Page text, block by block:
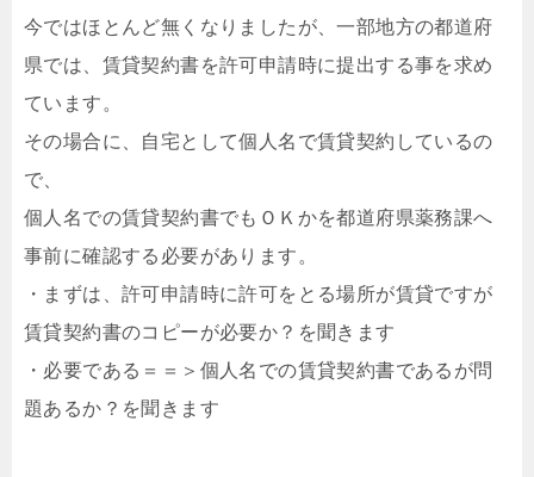
今ではほとんど無くなりましたが、一部地方の都道府
県では、賃貸契約書を許可申請時に提出する事を求め
ています。
その場合に、自宅として個人名で賃貸契約しているの
で、
個人名での賃貸契約書でもＯＫかを都道府県薬務課へ
事前に確認する必要があります。
・まずは、許可申請時に許可をとる場所が賃貸ですが
賃貸契約書のコピーが必要か？を聞きます
・必要である＝＝＞個人名での賃貸契約書であるが問
題あるか？を聞きます